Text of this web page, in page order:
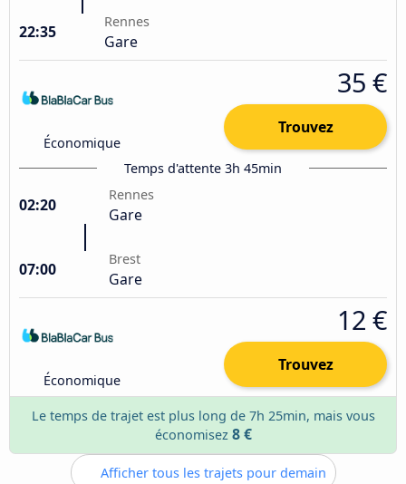
22:35
Rennes
Gare
Économique
35 €
Trouvez
Temps d'attente 3h 45min
02:20
Rennes
Gare
07:00
Brest
Gare
Économique
12 €
Trouvez
Le temps de trajet est plus long de 7h 25min, mais vous
économisez 8 €
Afficher tous les trajets pour demain